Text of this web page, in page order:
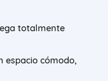
totalmente
espacio cómodo,